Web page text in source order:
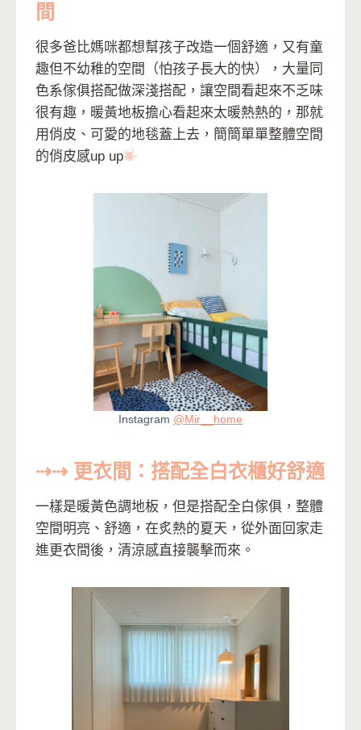
間
很多爸比媽咪都想幫孩子改造一個舒適，又有童
趣但不幼稚的空間（怕孩子長大的快），大量同
色系傢俱搭配做深淺搭配，讓空間看起來不乏味
很有趣，暖黃地板擔心看起來太暖熱熱的，那就
用俏皮、可愛的地毯蓋上去，簡簡單單整體空間
的俏皮感up up
Instagram @Mir__home
⇢⇢ 更衣間：搭配全白衣櫃好舒適
一樣是暖黃色調地板，但是搭配全白傢俱，整體
空間明亮、舒適，在炙熱的夏天，從外面回家走
進更衣間後，清涼感直接襲擊而來。